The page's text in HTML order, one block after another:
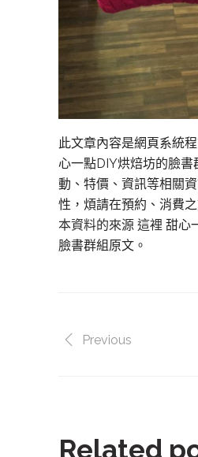
此文章內容是網頁系統
心一點DIY烘焙坊的臉書
動、特價、資訊等相關
性，煩請在預約、消費
本資料的來源 這裡 甜心
臉書群組原文。
Previous
Related